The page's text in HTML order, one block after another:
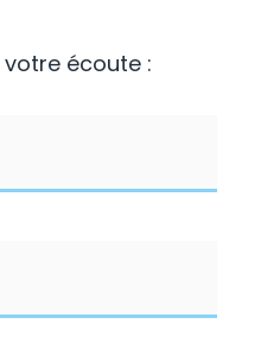
votre écoute :